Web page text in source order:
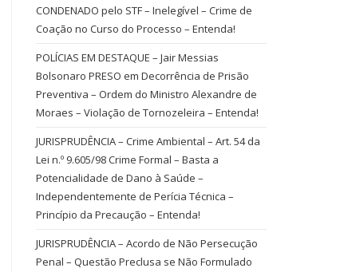
CONDENADO pelo STF – Inelegível – Crime de
Coação no Curso do Processo – Entenda!
POLÍCIAS EM DESTAQUE – Jair Messias
Bolsonaro PRESO em Decorrência de Prisão
Preventiva – Ordem do Ministro Alexandre de
Moraes – Violação de Tornozeleira – Entenda!
JURISPRUDÊNCIA – Crime Ambiental – Art. 54 da
Lei n.º 9.605/98 Crime Formal – Basta a
Potencialidade de Dano à Saúde –
Independentemente de Perícia Técnica –
Princípio da Precaução – Entenda!
JURISPRUDÊNCIA – Acordo de Não Persecução
Penal – Questão Preclusa se Não Formulado